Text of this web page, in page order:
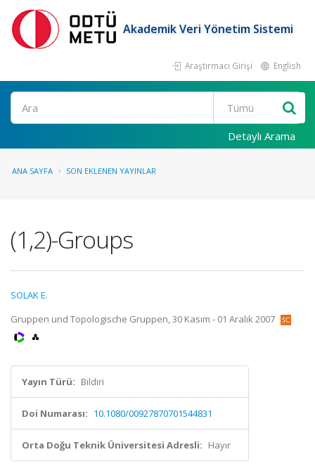
Akademik Veri Yönetim Sistemi
Araştırmacı Girişi English
Ara
Detaylı Arama
ANA SAYFA SON EKLENEN YAYINLAR
(1,2)-Groups
SOLAK E.
Gruppen und Topologische Gruppen, 30 Kasım - 01 Aralık 2007
Yayın Türü: Bildiri
Doi Numarası: 10.1080/00927870701544831
Orta Doğu Teknik Üniversitesi Adresli: Hayır